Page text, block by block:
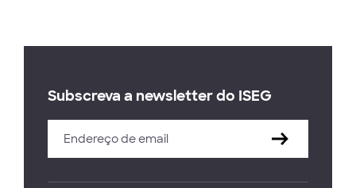
Subscreva a newsletter do ISEG